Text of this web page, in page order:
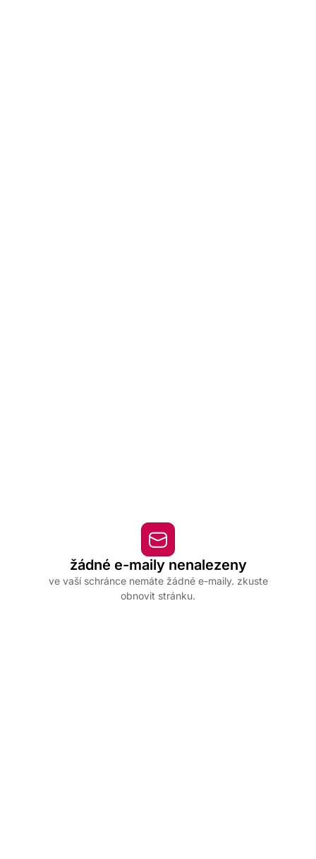
žádné e-maily nenalezeny
ve vaší schránce nemáte žádné e-maily. zkuste
obnovit stránku.